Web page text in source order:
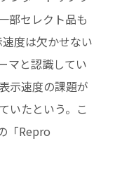
部セレクト品も
度は欠かせない
マと認識してい
示速度の課題が
いたという。こ
「Repro